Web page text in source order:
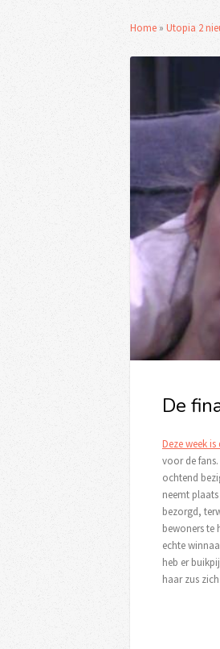
Home » Utopia 2
De
Deze week
voor de
ochtend
neemt
bezorgd,
bewoners te
echte
heb er
haar zus